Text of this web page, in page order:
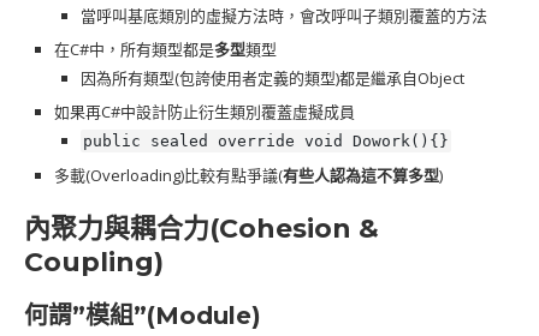
當呼叫基底類別的虛擬方法時，會改呼叫子類別覆蓋的方法
在C#中，所有類型都是多型類型
因為所有類型(包誇使用者定義的類型)都是繼承自Object
如果再C#中設計防止衍生類別覆蓋虛擬成員
public sealed override void Dowork(){}
多載(Overloading)比較有點爭議(有些人認為這不算多型)
內聚力與耦合力(Cohesion &
Coupling)
何謂”模組”(Module)